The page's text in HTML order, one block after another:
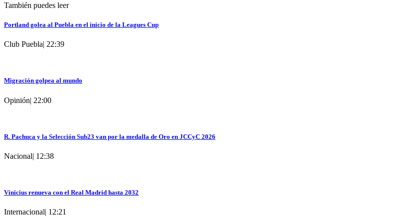
También puedes leer
Portland golea al Puebla en el inicio de la Leagues Cup
Club Puebla| 22:39
Migración golpea al mundo
Opinión| 22:00
R. Pachuca y la Selección Sub23 van por la medalla de Oro en JCCyC 2026
Nacional| 12:38
Vinicius renueva con el Real Madrid hasta 2032
Internacional| 12:21